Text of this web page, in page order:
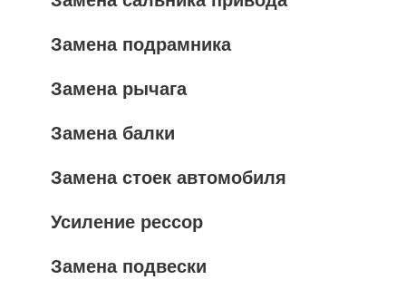
Замена подрамника
Замена рычага
Замена балки
Замена стоек автомобиля
Усиление рессор
Замена подвески